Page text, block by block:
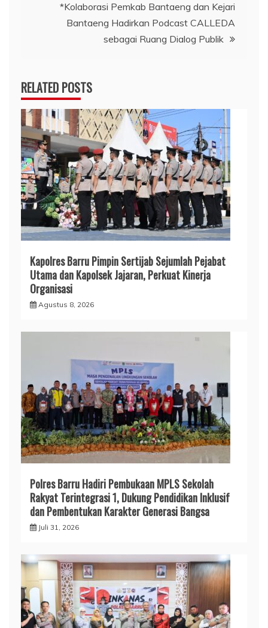
*Kolaborasi Pemkab Bantaeng dan Kejari
Bantaeng Hadirkan Podcast CALLEDA
sebagai Ruang Dialog Publik
RELATED POSTS
Kapolres Barru Pimpin Sertijab Sejumlah Pejabat
Utama dan Kapolsek Jajaran, Perkuat Kinerja
Organisasi
Agustus 8, 2026
Polres Barru Hadiri Pembukaan MPLS Sekolah
Rakyat Terintegrasi 1, Dukung Pendidikan Inklusif
dan Pembentukan Karakter Generasi Bangsa
Juli 31, 2026